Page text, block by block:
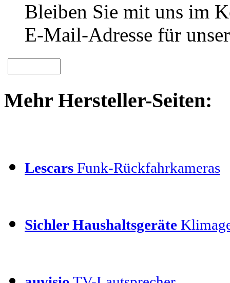
Bleiben Sie mit uns im
E-Mail-Adresse für
Mehr Hersteller-Seiten:
Lescars Funk-Rückfahrkameras
Sichler Haushaltsgeräte